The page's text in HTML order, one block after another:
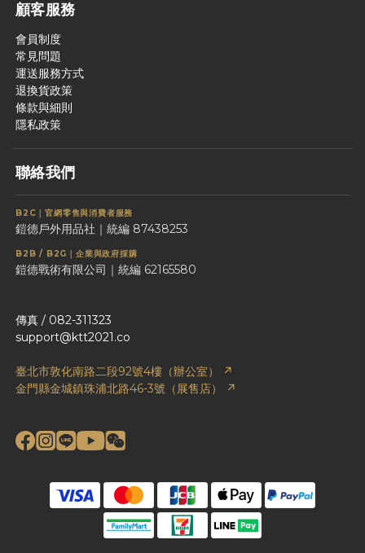
顧客服務
會員制度
常見問題
運送服務方式
退換貨政策
條款與細則
隱私政策
聯絡我們
B2C｜官網零售與消費者服務
鎧德戶外用品社｜統編 87438253
B2B / B2G｜企業與政府採購
鎧德戰術有限公司｜統編 62165580
傳真 / 082-311323
support@ktt2021.co
臺北市敦化南路二段92號4樓（辦公室） ↗
金門縣金城鎮珠浦北路46-3號（展售店） ↗